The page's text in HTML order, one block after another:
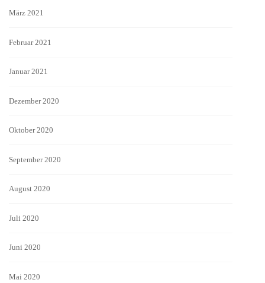
März 2021
Februar 2021
Januar 2021
Dezember 2020
Oktober 2020
September 2020
August 2020
Juli 2020
Juni 2020
Mai 2020